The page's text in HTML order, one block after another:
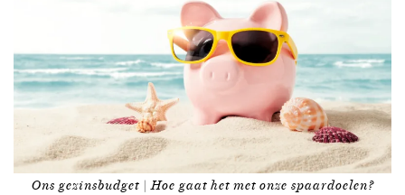
Ons gezinsbudget | Hoe gaat het met onze spaardoelen?